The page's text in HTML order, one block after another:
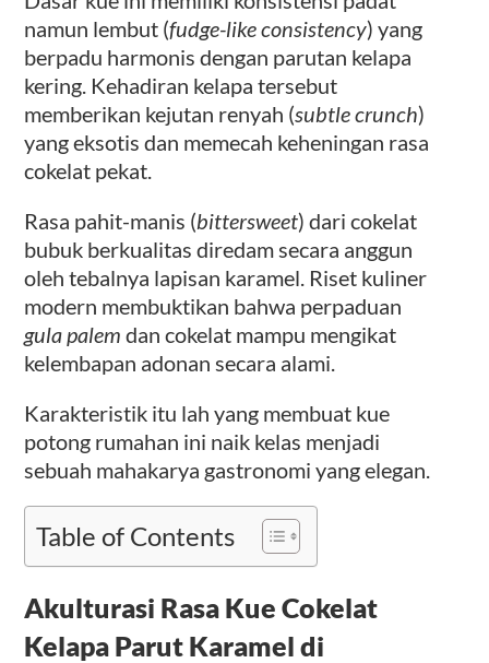
namun lembut (fudge-like consistency) yang
berpadu harmonis dengan parutan kelapa
kering. Kehadiran kelapa tersebut
memberikan kejutan renyah (subtle crunch)
yang eksotis dan memecah keheningan rasa
cokelat pekat.
Rasa pahit-manis (bittersweet) dari cokelat
bubuk berkualitas diredam secara anggun
oleh tebalnya lapisan karamel. Riset kuliner
modern membuktikan bahwa perpaduan
gula palem dan cokelat mampu mengikat
kelembapan adonan secara alami.
Karakteristik itu lah yang membuat kue
potong rumahan ini naik kelas menjadi
sebuah mahakarya gastronomi yang elegan.
Table of Contents
Akulturasi Rasa Kue Cokelat
Kelapa Parut Karamel di